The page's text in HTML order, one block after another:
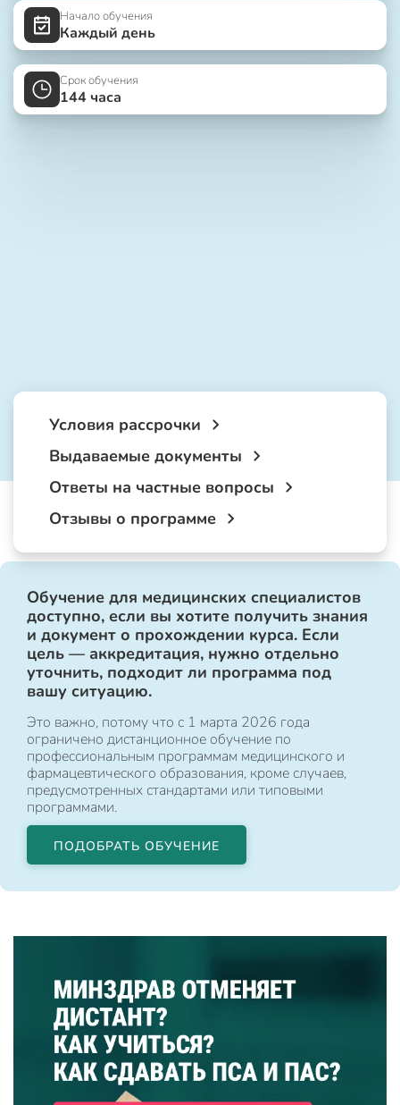
Начало обучения
Каждый день
Срок обучения
144 часа
Условия рассрочки
Выдаваемые документы
Ответы на частные вопросы
Отзывы о программе
Обучение для медицинских специалистов
доступно, если вы хотите получить знания
и документ о прохождении курса. Если
цель — аккредитация, нужно отдельно
уточнить, подходит ли программа под
вашу ситуацию.
Это важно, потому что с 1 марта 2026 года
ограничено дистанционное обучение по
профессиональным программам медицинского и
фармацевтического образования, кроме случаев,
предусмотренных стандартами или типовыми
программами.
ПОДОБРАТЬ ОБУЧЕНИЕ